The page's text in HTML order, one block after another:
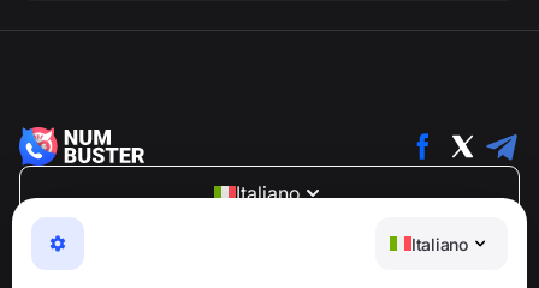
Italiano
Italiano
NumBuster © 2013—2026 ·
support@numbuster.com
Un'app facile da usare che ti protegge da truffe